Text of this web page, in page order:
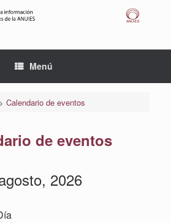
Menú
Calendario de eventos
de eventos
2026